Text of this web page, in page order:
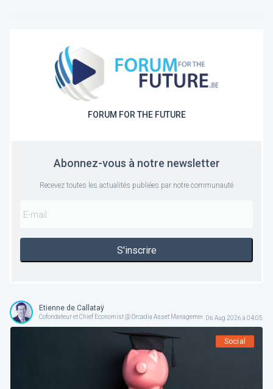
FORUM FOR THE FUTURE
Abonnez-vous à notre newsletter
Recevez toutes les actualités publiées par notre communauté
S'inscrire
Etienne de Callataÿ
Cofondateur et Chief Economist @ Orcadia Asset Management06 Aug 2026 à 04:05
Social